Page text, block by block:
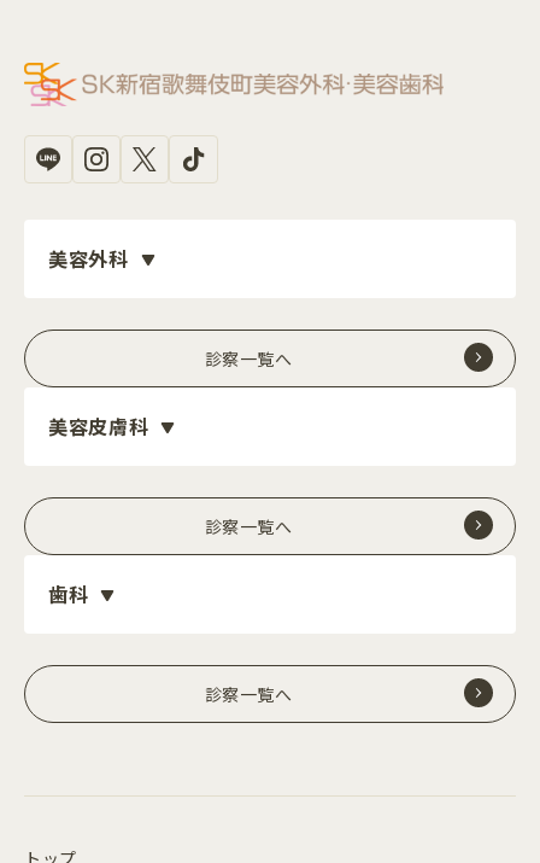
美容外科
診察一覧へ
美容皮膚科
診察一覧へ
歯科
診察一覧へ
トップ